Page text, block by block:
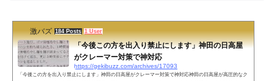
激バズ 184 Posts 1 User
「今後この方を出入り禁止にします」神田の日高屋
がクレーマー対策で神対応
https://gekibuzz.com/archives/17093
「今後この方を出入り禁止にします」神田の日高屋がクレーマー対策で神対応神田の日高屋が高圧的なク